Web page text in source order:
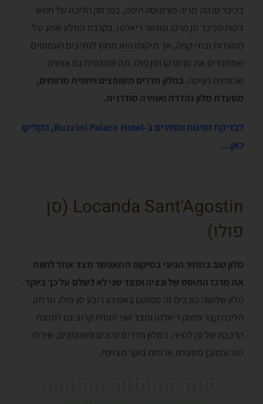
בכיכר סנטה מריה פורמוסה היפה, במרחק הליכה של חמש
דקות מכיכר סן מרקו ומגשר ריאלטו. בקרבת המלון שפע של
מסעדות ובתי-קפה, אך מיקומו הוא מחוץ לנתיבים העמוסים
שמחברים את סן מרקו וסן פולו, מה שמבטיח גם אווירה
שכונתית נעימה. במלון חדרים משופצים ויחסית מרווחים,
מסעדת מלון נהדרת ואווירה מודרנית.
לבדיקת זמינות ומחירים ב-Ruzzini Palace Hotel, הקליקו
כאן…
Locanda Sant'Agostin (סן
פולו)
מלון טוב במחיר הגיוני במיקום המאפשר מצד אחד לחוות
את מרכז התוסס של ונציה ומצד שני לא לשלם על כך ביוקר.
מלון שלושה כוכבים זה ממוקם באמצע רובע סן פולו, מרחק
הליכה קצר משוק ריאלטו ומצד שני יחסית קרוב גם לתחנת
הרכבת של סן לוציה. במלון חדרים קטנים ומשופצים, שירות
טוב וכמובן מסעדת ארוחת בוקר מצוינת.